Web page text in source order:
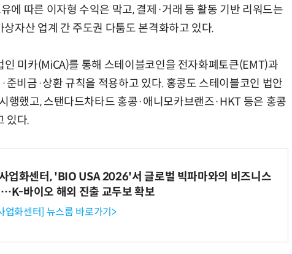
에 따른 이자형 수익은 막고, 결제·거래 등 활동 기반 리워드는
자산 업계 간 주도권 다툼도 본격화하고 있다.
미카(MiCA)를 통해 스테이블코인을 전자화폐토큰(EMT)과
비금·상환 규칙을 적용하고 있다. 홍콩도 스테이블코인 법안
행했고, 스탠다드차타드 홍콩·애니모카브랜즈·HKT 등은 홍콩
있다.
업화센터, 'BIO USA 2026'서 글로벌 빅파마와의 비즈니스
바이오 해외 진출 교두보 확보
업화센터] 뉴스룸 바로가기>
거미줄 쏘고 자동 회수까지…현실판 스파이더맨 웹 슈터 70년 만에 돌아온 시베리아호랑이…카자흐스탄 야생에 풀렸다